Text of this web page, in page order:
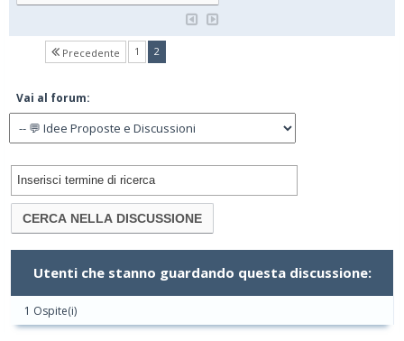
Precedente 1 2(current)
Vai al forum:
Utenti che stanno guardando questa discussione:
1 Ospite(i)